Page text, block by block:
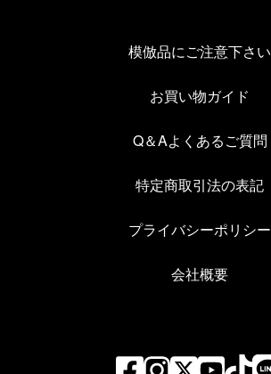
模倣品にご注意下さい
お買い物ガイド
Q＆Aよくあるご質問
特定商取引法の表記
プライバシーポリシー
会社概要